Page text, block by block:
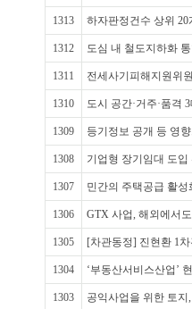
1313 하자판정건수 상위 20
1312 도심 내 철도지하화
1311 전세사기피해지원위
1310 도시 공간·거주·품격
1309 등기정보 공개 등 영
1308 기업형 장기임대 도입
1307 민간의 주택공급 활성
1306 GTX 사업, 해외에서
1305 [차관동정] 진현환 1
1304 ‘부동산서비스산업’
1303 공익사업을 위한 토